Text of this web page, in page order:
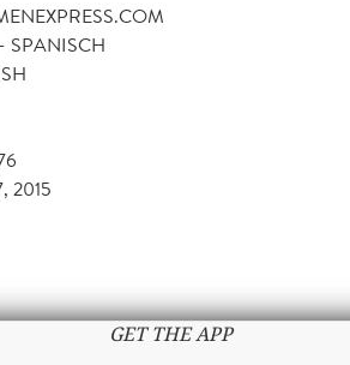
SPANISCH
2015
GET THE APP